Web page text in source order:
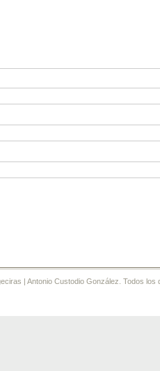
| Antonio Custodio González. Todos